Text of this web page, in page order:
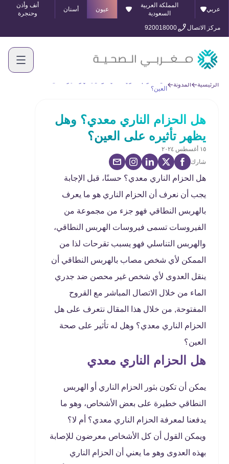
عربي
المملكة العربية
السعودية
عيون أسنان
أنف وأذن
وحنجرة
مركز الاتصال
920018000
الرئيسية المدونة
العين؟
هل الحزام الناري معدي؟ وهل
يظهر تأثيره على العين؟
١٥ أغسطس ٢٠٢٤
شارك
هل الحزام الناري معدي؟ حسنًا، قبل الإجابة
يجب أن نعرف أن الحزام الناري هو ما يعرف
بالهربس النطاقي فهو جزء من مجموعة من
الفيروسات تسمى فيروسات الهربس النطاقي،
والهربس التناسلي فهو يسبب تقرحات لذا من
الممكن لأي شخص مصاب بالهربس النطاقي أن
ينقل العدوى لأي شخص غير محصن ضد جدري
الماء من خلال الاتصال المباشر مع القروح
المفتوحة, من خلال هذا المقال نتعرف على هل
الحزام الناري معدي؟ وهل له تأثير على صحة
العين؟
هل الحزام الناري معدي
يمكن أن تكون بثور الحزام الناري أو الهربس
النطاقي خطيرة على بعض الأشخاص، وهو ما
يدفعنا لمعرفة الحزام الناري معدي؟ أم لا؟
ويمكن القول أن كل الأشخاص معرضون للإصابة
بهذه العدوى وهو ما يعني أن الحزام الناري